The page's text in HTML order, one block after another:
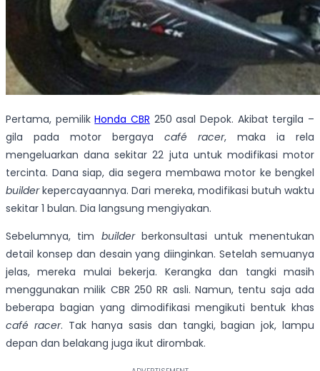
Pertama, pemilikHonda CBR 250 asal Depok. Akibat tergila –
gila pada motor bergaya café racer, maka ia rela
mengeluarkan dana sekitar 22 juta untuk modifikasi motor
tercinta. Dana siap, dia segera membawa motor ke bengkel
builderkepercayaannya. Dari mereka, modifikasi butuh waktu
sekitar 1 bulan. Dia langsung mengiyakan.
Sebelumnya, tim builderberkonsultasi untuk menentukan
detail konsep dan desain yang diinginkan. Setelah semuanya
jelas, mereka mulai bekerja. Kerangka dan tangki masih
menggunakan milik CBR 250 RR asli. Namun, tentu saja ada
beberapa bagian yang dimodifikasi mengikuti bentuk khas
café racer. Tak hanya sasis dan tangki, bagian jok, lampu
depan dan belakang juga ikut dirombak.